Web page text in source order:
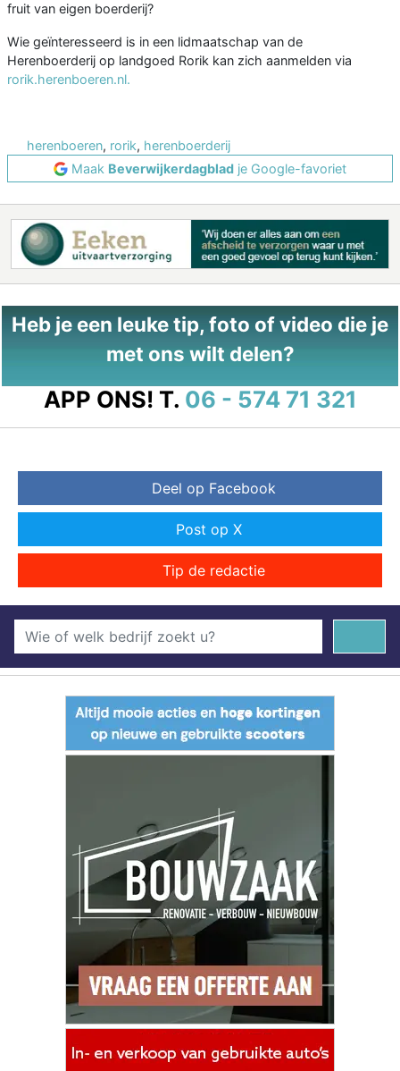
fruit van eigen boerderij?
Wie geïnteresseerd is in een lidmaatschap van de
Herenboerderij op landgoed Rorik kan zich aanmelden via
rorik.herenboeren.nl.
herenboeren, rorik, herenboerderij
Maak Beverwijkerdagblad je Google-favoriet
Heb je een leuke tip, foto of video die je
met ons wilt delen?
APP ONS! T. 06 - 574 71 321
Deel op Facebook
Post op X
Tip de redactie